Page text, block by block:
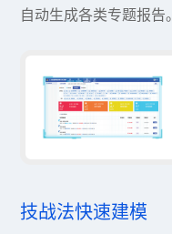
自动生成各类专题报告。
技战法快速建模